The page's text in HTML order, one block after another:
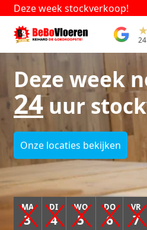
Deze week stockverkoop!
Deze week
24uur
Onze locaties bekijken
MA
3
DI
4
WO
5
DO
6
VR
7